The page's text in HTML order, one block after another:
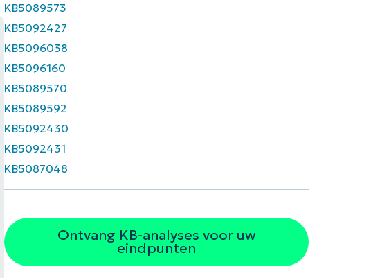
KB5089573
KB5092427
KB5096038
KB5096160
KB5089570
KB5089592
KB5092430
KB5092431
KB5087048
Ontvang KB-analyses voor uw
eindpunten